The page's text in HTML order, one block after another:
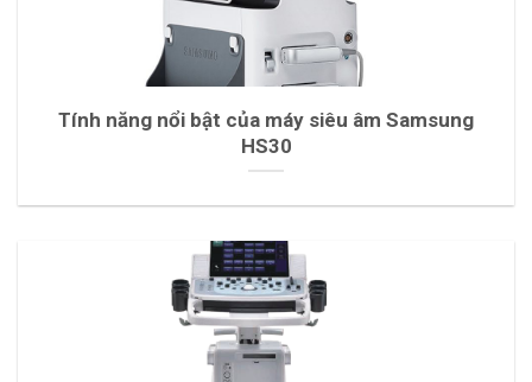
Tính năng nổi bật của máy siêu âm Samsung
HS30